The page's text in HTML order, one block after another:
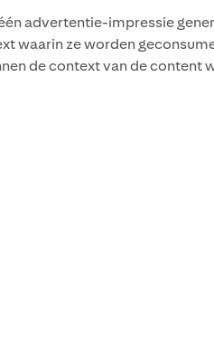
advertentie-impressie
ze worden
de context van de content